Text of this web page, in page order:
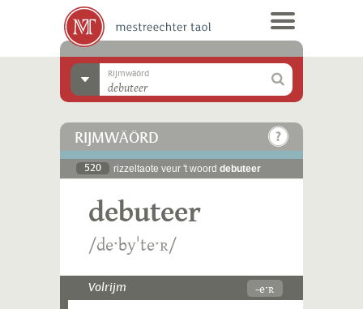
Rijmwäörd
RIJMWÄÖRD
520 rizzeltaote veur 't woord debuteer
debuteer
/deˑbyˈteˑʀ/
Volrijm -eˑʀ